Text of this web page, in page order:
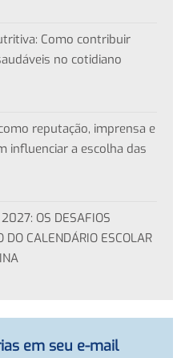
Como contribuir
no cotidiano
reputação, imprensa e
influenciar a escolha das
OS DESAFIOS
DO CALENDÁRIO ESCOLAR
em seu e-mail